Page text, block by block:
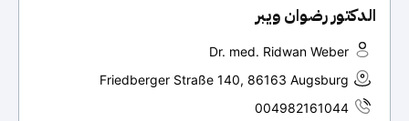
الدكتور رضوان ويبر
Dr. med. Ridwan Weber
Friedberger Straße 140, 86163 Augsburg
004982161044